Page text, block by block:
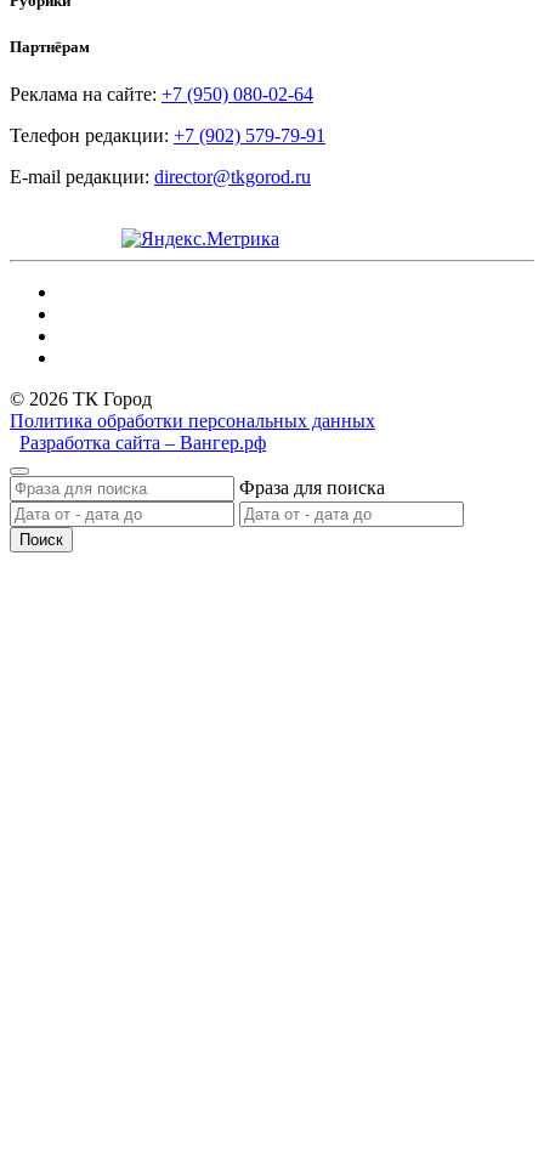
Партнёрам
Реклама на сайте: +7 (950) 080-02-64
Телефон редакции: +7 (902) 579-79-91
E-mail редакции: director@tkgorod.ru
© 2026 ТК Город
Политика обработки персональных данных
Разработка сайта – Вангер.рф
Фраза для поиска
Поиск